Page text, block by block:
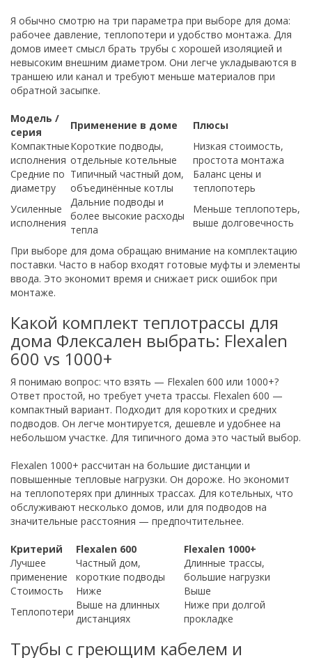
Я обычно смотрю на три параметра при выборе для дома:
рабочее давление, теплопотери и удобство монтажа. Для
домов имеет смысл брать трубы с хорошей изоляцией и
невысоким внешним диаметром. Они легче укладываются в
траншею или канал и требуют меньше материалов при
обратной засыпке.
Модель /
серия
Применение в доме
Плюсы
Компактные
исполнения
Короткие подводы,
отдельные котельные
Низкая стоимость,
простота монтажа
Средние по
диаметру
Типичный частный дом,
объединённые котлы
Баланс цены и
теплопотерь
Усиленные
исполнения
Дальние подводы и
более высокие расходы
тепла
Меньше теплопотерь,
выше долговечность
При выборе для дома обращаю внимание на комплектацию
поставки. Часто в набор входят готовые муфты и элементы
ввода. Это экономит время и снижает риск ошибок при
монтаже.
Какой комплект теплотрассы для
дома Флексален выбрать: Flexalen
600 vs 1000+
Я понимаю вопрос: что взять — Flexalen 600 или 1000+?
Ответ простой, но требует учета трассы. Flexalen 600 —
компактный вариант. Подходит для коротких и средних
подводов. Он легче монтируется, дешевле и удобнее на
небольшом участке. Для типичного дома это частый выбор.
Flexalen 1000+ рассчитан на большие дистанции и
повышенные тепловые нагрузки. Он дороже. Но экономит
на теплопотерях при длинных трассах. Для котельных, что
обслуживают несколько домов, или для подводов на
значительные расстояния — предпочтительнее.
Критерий Flexalen 600
Flexalen 1000+
Лучшее
применение
Частный дом,
короткие подводы
Длинные трассы,
большие нагрузки
Стоимость
Ниже
Выше
Теплопотери
Выше на длинных
дистанциях
Ниже при долгой
прокладке
Трубы с греющим кабелем и